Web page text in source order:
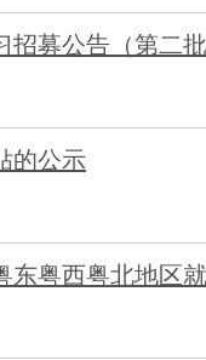
募公告（第二批
的公示
东粤西粤北地区